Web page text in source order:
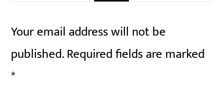
Your email address will not be
published.Required fields are marked
*